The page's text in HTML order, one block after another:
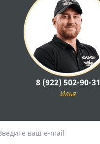
8 (922) 502-90-31
Илья